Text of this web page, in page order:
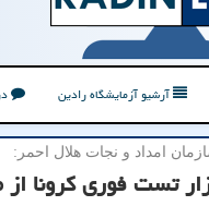
آرشیو آزمایشگاه رادین
امداد و نجات هلال احمر: